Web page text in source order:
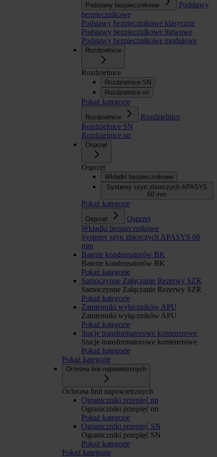
Podstawy bezpiecznikowe
Podstawy
bezpiecznikowe
Podstawy bezpiecznikowe klasyczne
Podstawy bezpiecznikowe listwowe
Podstawy bezpiecznikowe modułowe
Rozdzielnice
Rozdzielnice
Rozdzielnice SN
Rozdzielnice nn
Pokaż kategorię
Rozdzielnice
Rozdzielnice
Rozdzielnice SN
Rozdzielnice nn
Osprzęt
Osprzęt
Wkładki bezpiecznikowe
Systemy szyn zbiorczych APASYS
60 mm
Pokaż kategorię
Osprzęt
Osprzęt
Wkładki bezpiecznikowe
Systemy szyn zbiorczych APASYS 60
mm
Baterie kondensatorów BK
Baterie kondensatorów BK
Pokaż kategorię
Samoczynne Załączanie Rezerwy SZR
Samoczynne Załączanie Rezerwy SZR
Pokaż kategorię
Zamienniki wyłączników APU
Zamienniki wyłączników APU
Pokaż kategorię
Stacje transformatorowe kontenerowe
Stacje transformatorowe kontenerowe
Pokaż kategorię
Pokaż kategorię
Ochrona linii napowietrznych
Ochrona linii napowietrznych
Ograniczniki przepięć nn
Ograniczniki przepięć nn
Pokaż kategorię
Ograniczniki przepięć SN
Ograniczniki przepięć SN
Pokaż kategorię
Pokaż kategorię